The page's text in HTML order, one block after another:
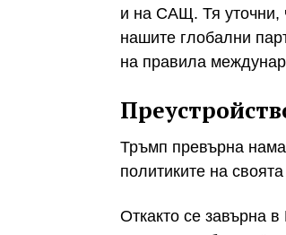
и на САЩ. Тя уточни,
нашите глобални
на правила
Тръмп превърна
политиките на
Откакто се завърна